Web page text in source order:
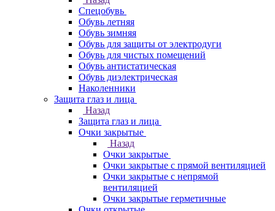
Спецобувь
Обувь летняя
Обувь зимняя
Обувь для защиты от электродуги
Обувь для чистых помещений
Обувь антистатическая
Обувь диэлектрическая
Наколенники
Защита глаз и лица
Назад
Защита глаз и лица
Очки закрытые
Назад
Очки закрытые
Очки закрытые с прямой вентиляцией
Очки закрытые с непрямой
вентиляцией
Очки закрытые герметичные